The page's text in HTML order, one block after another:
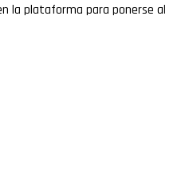
la plataforma para ponerse al